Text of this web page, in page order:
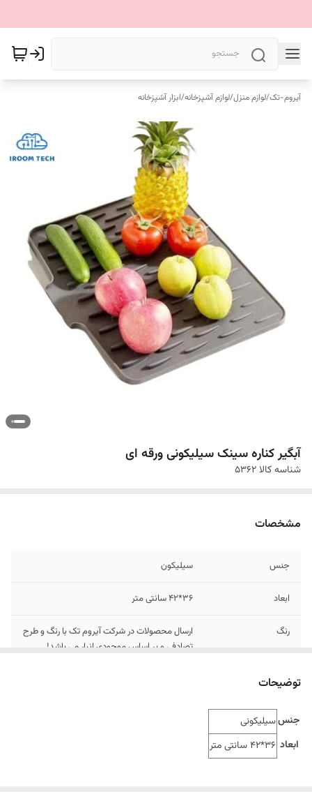
آیروم-تک/لوازم منزل/لوازم آشپزخانه/ابزار آشپزخانه
آبگیر کناره سینک سیلیکونی ورقه ای
شناسه کالا5362
مشخصات
جنس سیلیکون
ابعاد 36*42 سانتی متر
رنگ
ارسال محصولات در شرکت آیروم تک با رنگ و طرح
تصادفی و بر اساس موجودی انبار می باشد!
توضیحات
جنسسیلیکونی
ابعاد 36*42 سانتی متر